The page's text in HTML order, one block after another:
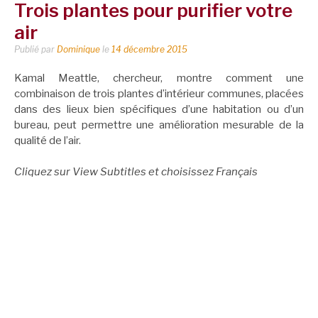
Trois plantes pour purifier votre
air
Publié par Dominique le 14 décembre 2015
Kamal Meattle, chercheur, montre comment une
combinaison de trois plantes d’intérieur communes, placées
dans des lieux bien spécifiques d’une habitation ou d’un
bureau, peut permettre une amélioration mesurable de la
qualité de l’air.
Cliquez sur View Subtitles et choisissez Français